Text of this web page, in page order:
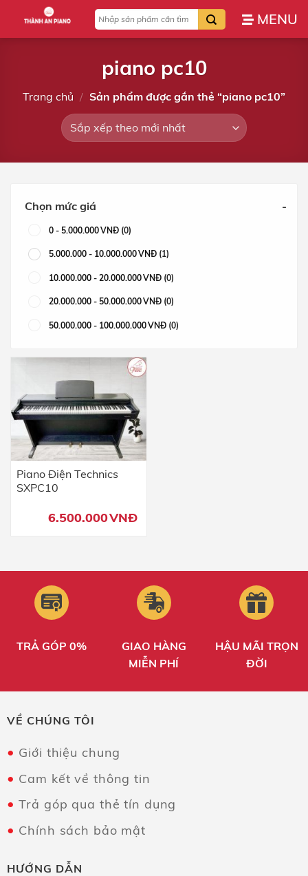
nội
Tìm
kiếm:
piano pc10
Trang chủ / Sản phẩm được gắn thẻ “piano pc10”
Chọn mức giá -
0 - 5.000.000VNĐ (0)
5.000.000 - 10.000.000VNĐ (1)
10.000.000 - 20.000.000VNĐ (0)
20.000.000 - 50.000.000VNĐ (0)
50.000.000 - 100.000.000VNĐ (0)
Piano Điện Technics
SXPC10
6.500.000VNĐ
TRẢ GÓP 0%
GIAO HÀNG
MIỄN PHÍ
HẬU MÃI TRỌN
ĐỜI
VỀ CHÚNG TÔI
Giới thiệu chung
Cam kết về thông tin
Trả góp qua thẻ tín dụng
Chính sách bảo mật
HƯỚNG DẪN